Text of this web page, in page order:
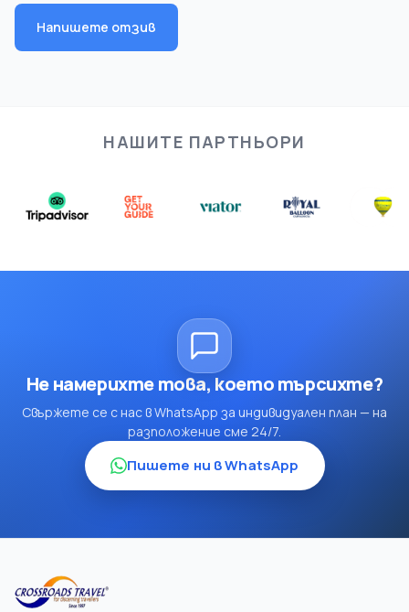
Напишете отзив
НАШИТЕ ПАРТНЬОРИ
Не намерихте това, което търсихте?
Свържете се с нас в WhatsApp за индивидуален план — на
разположение сме 24/7.
Пишете ни в WhatsApp